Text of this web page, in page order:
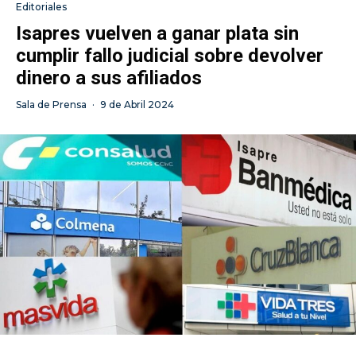
Editoriales
Isapres vuelven a ganar plata sin
cumplir fallo judicial sobre devolver
dinero a sus afiliados
Sala de Prensa · 9 de Abril 2024